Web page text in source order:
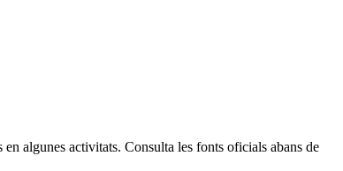
algunes activitats. Consulta les fonts oficials abans de